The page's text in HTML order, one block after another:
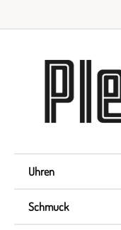
Uhren
Schmuck